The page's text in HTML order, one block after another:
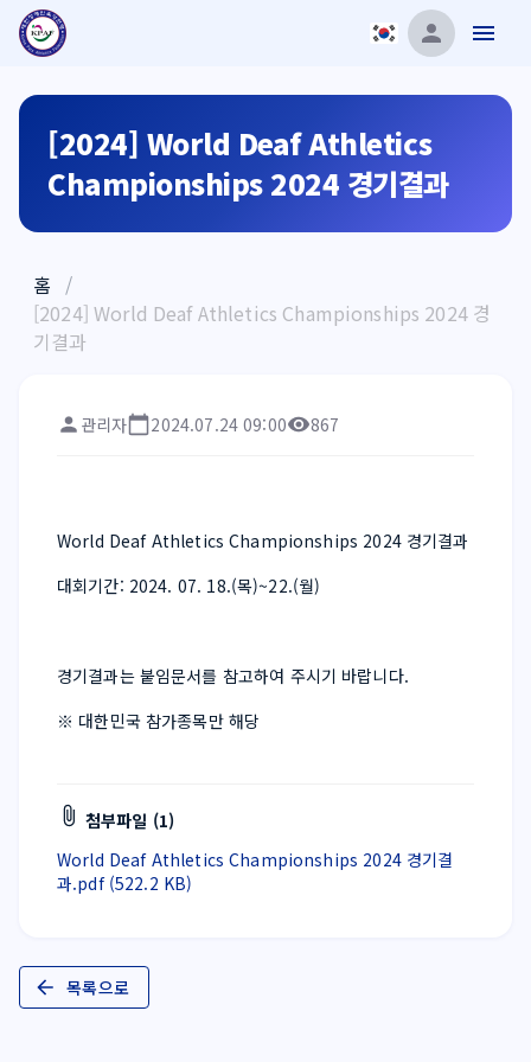
[2024] World Deaf Athletics
Championships 2024 경기결과
홈 /
[2024] World Deaf Athletics Championships 2024 경
기결과
관리자 2024.07.24 09:00 867
World Deaf Athletics Championships 2024 경기결과
대회기간: 2024. 07. 18.(목)~22.(월)
경기결과는 붙임문서를 참고하여 주시기 바랍니다.
※ 대한민국 참가종목만 해당
첨부파일 (1)
World Deaf Athletics Championships 2024 경기결
과.pdf (522.2 KB)
목록으로